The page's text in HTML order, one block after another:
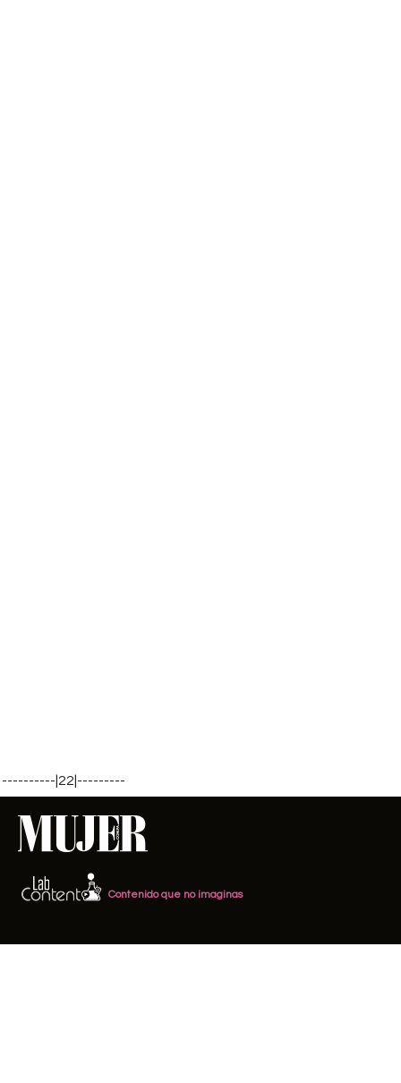
----------|22|---------
Contenido que no imaginas